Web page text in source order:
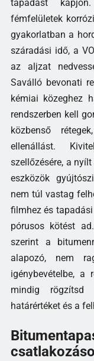
tapadást
fémfelületek
gyakorlatban a
száradási idő, a
az aljzat
Saválló bevonati
kémiai közeghez
rendszerben kell
közbenső
ellenállást.
szellőzésére, a
eszközök
nem túl vastag
filmhez és
pórusos kötést
szerint a
alapozó, nem
igénybevételbe, a
mindig
határértéket és a